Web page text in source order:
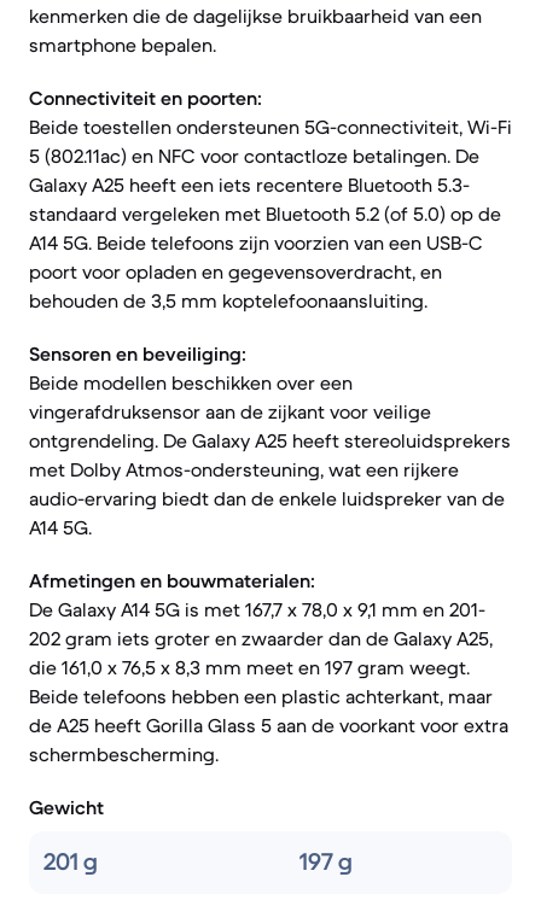
kenmerken die de dagelijkse bruikbaarheid van een
smartphone bepalen.
Connectiviteit en poorten:
Beide toestellen ondersteunen 5G-connectiviteit, Wi-Fi
5 (802.11ac) en NFC voor contactloze betalingen. De
Galaxy A25 heeft een iets recentere Bluetooth 5.3-
standaard vergeleken met Bluetooth 5.2 (of 5.0) op de
A14 5G. Beide telefoons zijn voorzien van een USB-C
poort voor opladen en gegevensoverdracht, en
behouden de 3,5 mm koptelefoonaansluiting.
Sensoren en beveiliging:
Beide modellen beschikken over een
vingerafdruksensor aan de zijkant voor veilige
ontgrendeling. De Galaxy A25 heeft stereoluidsprekers
met Dolby Atmos-ondersteuning, wat een rijkere
audio-ervaring biedt dan de enkele luidspreker van de
A14 5G.
Afmetingen en bouwmaterialen:
De Galaxy A14 5G is met 167,7 x 78,0 x 9,1 mm en 201-
202 gram iets groter en zwaarder dan de Galaxy A25,
die 161,0 x 76,5 x 8,3 mm meet en 197 gram weegt.
Beide telefoons hebben een plastic achterkant, maar
de A25 heeft Gorilla Glass 5 aan de voorkant voor extra
schermbescherming.
Gewicht
201 g 197 g